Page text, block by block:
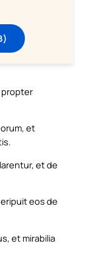
propter
et
et de
eos de
et mirabilia